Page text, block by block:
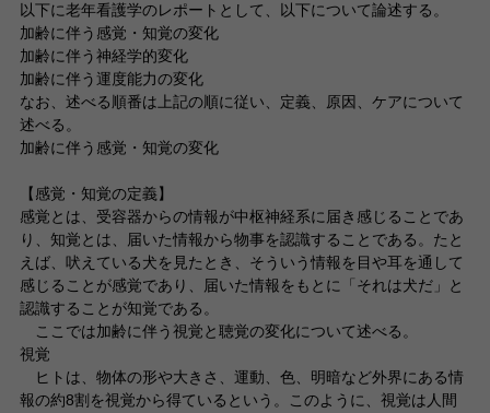
以下に老年看護学のレポートとして、以下について論述する。
加齢に伴う感覚・知覚の変化
加齢に伴う神経学的変化
加齢に伴う運度能力の変化
なお、述べる順番は上記の順に従い、定義、原因、ケアについて
述べる。
加齢に伴う感覚・知覚の変化
【感覚・知覚の定義】
感覚とは、受容器からの情報が中枢神経系に届き感じることであ
り、知覚とは、届いた情報から物事を認識することである。たと
えば、吠えている犬を見たとき、そういう情報を目や耳を通して
感じることが感覚であり、届いた情報をもとに「それは犬だ」と
認識することが知覚である。
ここでは加齢に伴う視覚と聴覚の変化について述べる。
視覚
ヒトは、物体の形や大きさ、運動、色、明暗など外界にある情
報の約8割を視覚から得ているという。このように、視覚は人間